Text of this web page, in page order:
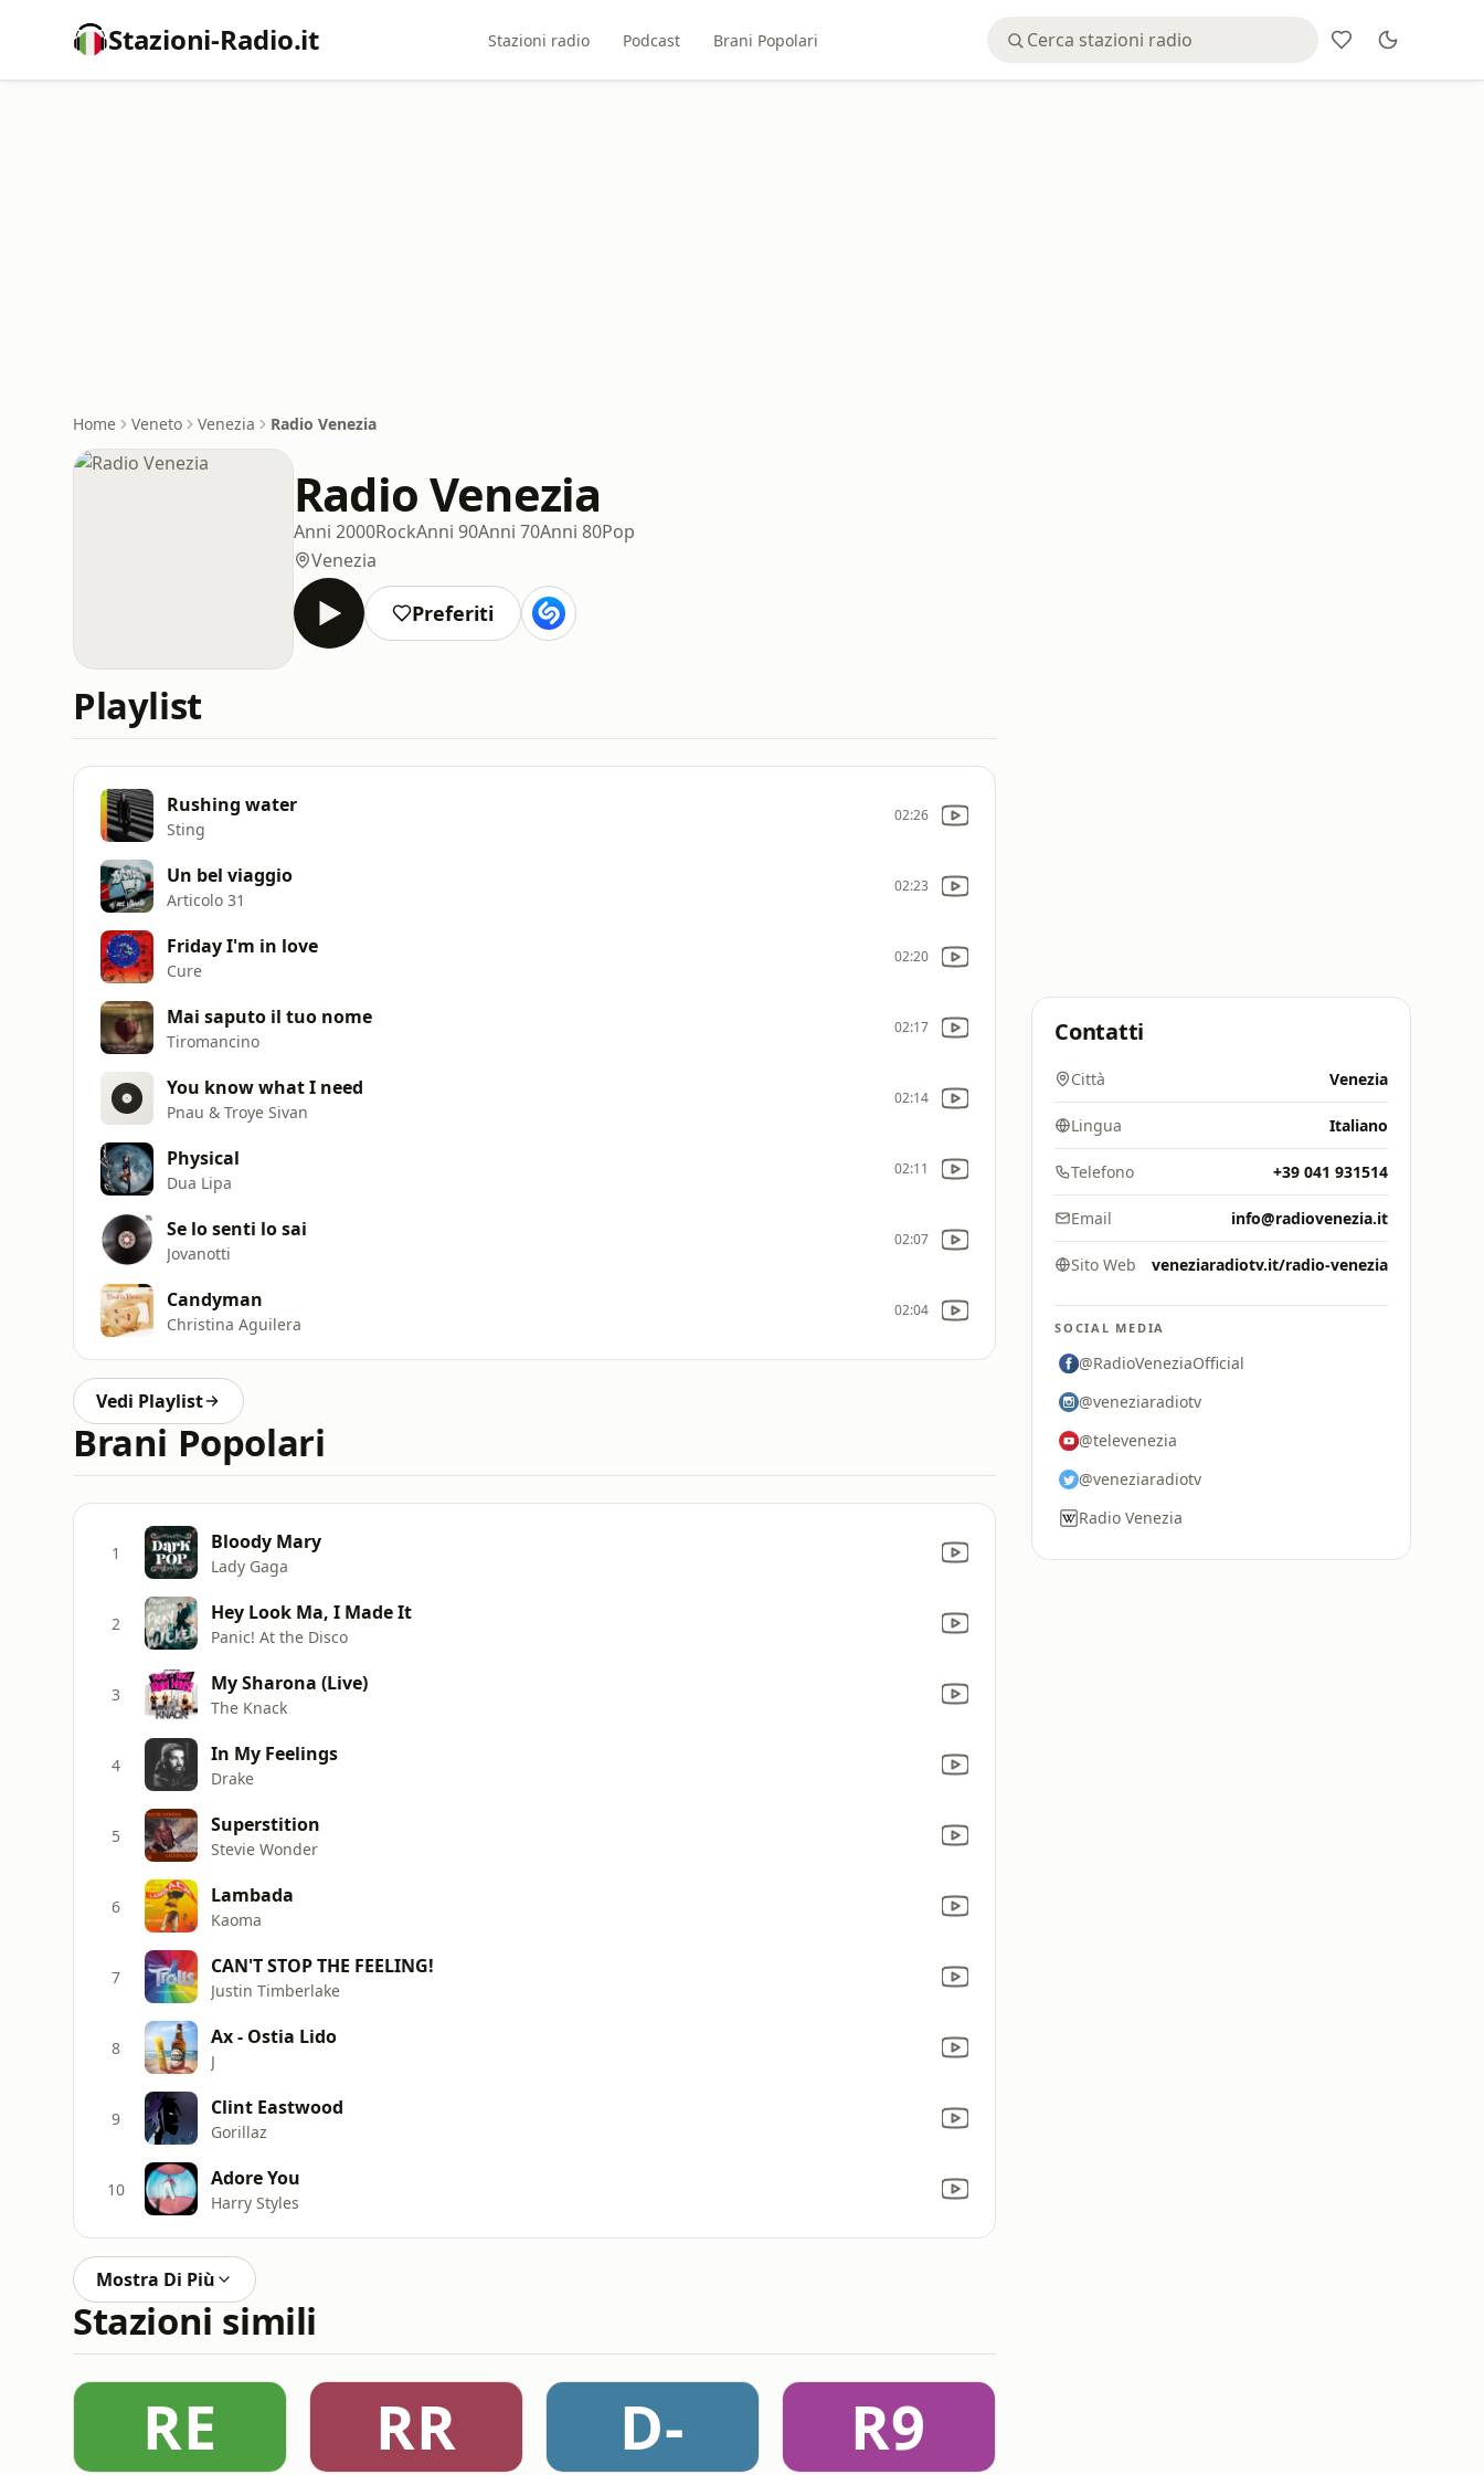
Stazioni-Radio.it Stazioni radio Podcast Brani Popolari
Home Veneto Venezia Radio Venezia
Radio Venezia
Anni 2000RockAnni 90Anni 70Anni 80Pop
Venezia
Preferiti
Playlist
Rushing water
Sting
02:26
Un bel viaggio
Articolo 31
02:23
Friday I'm in love
Cure
02:20
Mai saputo il tuo nome
Tiromancino
02:17
You know what I need
Pnau & Troye Sivan
02:14
Physical
Dua Lipa
02:11
Se lo senti lo sai
Jovanotti
02:07
Candyman
Christina Aguilera
02:04
Vedi Playlist
Brani Popolari
1 Bloody Mary
Lady Gaga
2 Hey Look Ma, I Made It
Panic! At the Disco
3 My Sharona (Live)
The Knack
4 In My Feelings
Drake
5 Superstition
Stevie Wonder
6 Lambada
Kaoma
7 CAN'T STOP THE FEELING!
Justin Timberlake
8 Ax - Ostia Lido
J
9 Clint Eastwood
Gorillaz
10 Adore You
Harry Styles
Mostra Di Più
Stazioni simili
RE RR D- R9
Contatti
Città Venezia
Lingua Italiano
Telefono +39 041 931514
Email info@radiovenezia.it
Sito Web veneziaradiotv.it/radio-venezia
SOCIAL MEDIA
@RadioVeneziaOfficial
@veneziaradiotv
@televenezia
@veneziaradiotv
Radio Venezia